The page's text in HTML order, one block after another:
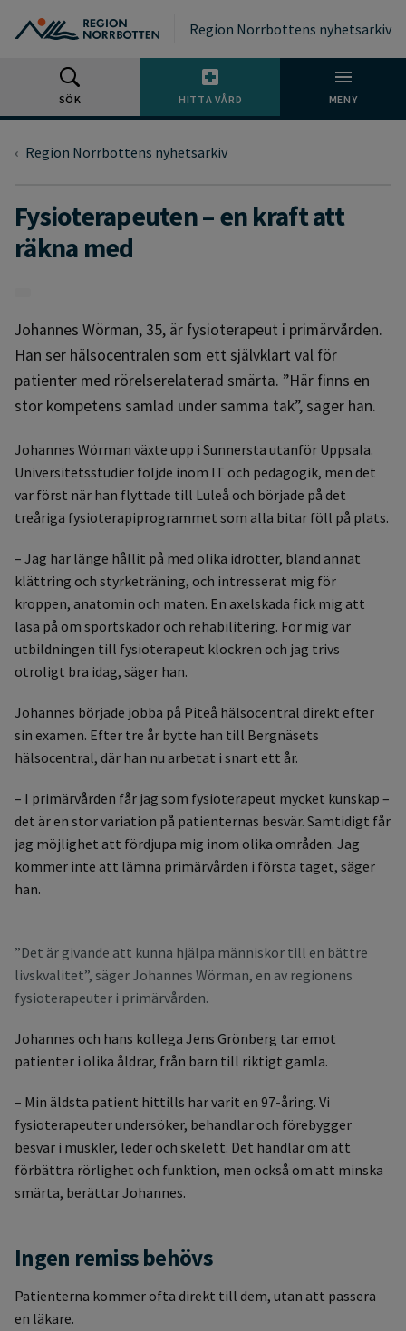
Region Norrbottens nyhetsarkiv
SÖK HITTA VÅRD MENY
Region Norrbottens nyhetsarkiv
Fysioterapeuten – en kraft att
räkna med
Johannes Wörman, 35, är fysioterapeut i primärvården.
Han ser hälsocentralen som ett självklart val för
patienter med rörelserelaterad smärta. ”Här finns en
stor kompetens samlad under samma tak”, säger han.
Johannes Wörman växte upp i Sunnersta utanför Uppsala.
Universitetsstudier följde inom IT och pedagogik, men det
var först när han flyttade till Luleå och började på det
treåriga fysioterapiprogrammet som alla bitar föll på plats.
– Jag har länge hållit på med olika idrotter, bland annat
klättring och styrketräning, och intresserat mig för
kroppen, anatomin och maten. En axelskada fick mig att
läsa på om sportskador och rehabilitering. För mig var
utbildningen till fysioterapeut klockren och jag trivs
otroligt bra idag, säger han.
Johannes började jobba på Piteå hälsocentral direkt efter
sin examen. Efter tre år bytte han till Bergnäsets
hälsocentral, där han nu arbetat i snart ett år.
– I primärvården får jag som fysioterapeut mycket kunskap –
det är en stor variation på patienternas besvär. Samtidigt får
jag möjlighet att fördjupa mig inom olika områden. Jag
kommer inte att lämna primärvården i första taget, säger
han.
”Det är givande att kunna hjälpa människor till en bättre
livskvalitet”, säger Johannes Wörman, en av regionens
fysioterapeuter i primärvården.
Johannes och hans kollega Jens Grönberg tar emot
patienter i olika åldrar, från barn till riktigt gamla.
– Min äldsta patient hittills har varit en 97-åring. Vi
fysioterapeuter undersöker, behandlar och förebygger
besvär i muskler, leder och skelett. Det handlar om att
förbättra rörlighet och funktion, men också om att minska
smärta, berättar Johannes.
Ingen remiss behövs
Patienterna kommer ofta direkt till dem, utan att passera
en läkare.